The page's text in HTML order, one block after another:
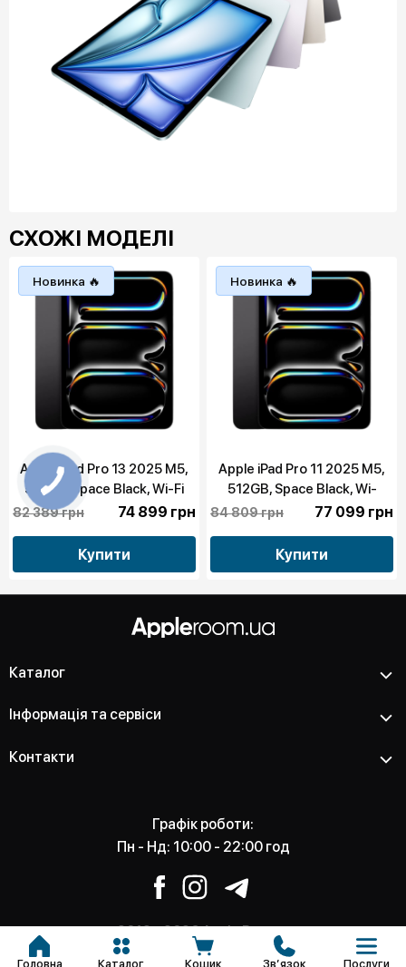
СХОЖІ МОДЕЛІ
Новинка 🔥
Apple iPad Pro 13 2025 M5,
512GB, Space Black, Wi-Fi
(MDYL4)
82 389 грн 74 899 грн
Купити
Новинка 🔥
Apple iPad Pro 11 2025 M5,
512GB, Space Black, Wi-
Fi+LTE (ME2Q4)
84 809 грн 77 099 грн
Купити
Каталог
Інформація та сервіси
Контакти
Графік роботи:
Пн - Нд: 10:00 - 22:00 год
2012 - 2026 Apple Room -
Магазин та сервісний центр
Головна Каталог Кошик Звʼязок Послуги